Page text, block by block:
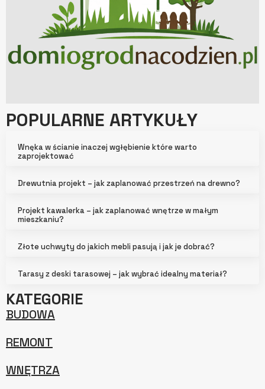
POPULARNE ARTYKUŁY
Wnęka w ścianie inaczej wgłębienie które warto
zaprojektować
Drewutnia projekt – jak zaplanować przestrzeń na drewno?
Projekt kawalerka – jak zaplanować wnętrze w małym
mieszkaniu?
Złote uchwyty do jakich mebli pasują i jak je dobrać?
Tarasy z deski tarasowej – jak wybrać idealny materiał?
KATEGORIE
BUDOWA
REMONT
WNĘTRZA